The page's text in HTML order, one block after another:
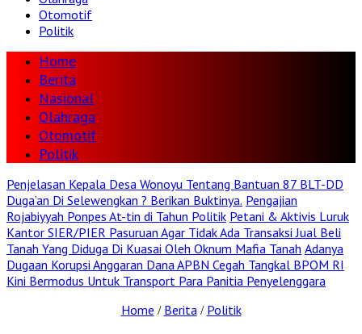
Otomotif
Politik
Home
Berita
Nasional
Olahraga
Otomotif
Politik
Penjelasan Kepala Desa Wonoyu Tentang Bantuan 87 BLT-DD
Duga’an Di Selewengkan ? Berikan Buktinya. Pengajian
Rojabiyyah Ponpes At-tin di Tahun Politik Petani & Aktivis Luruk
Kantor SIER/PIER Pasuruan Agar Tidak Ada Transaksi Jual Beli
Tanah Yang Diduga Di Kuasai Oleh Oknum Mafia Tanah Adanya
Dugaan Korupsi Anggaran Dana APBN Cegah Tangkal BPOM RI
Kini Bermodus Untuk Transport Para Panitia Penyelenggara
Home / Berita / Politik